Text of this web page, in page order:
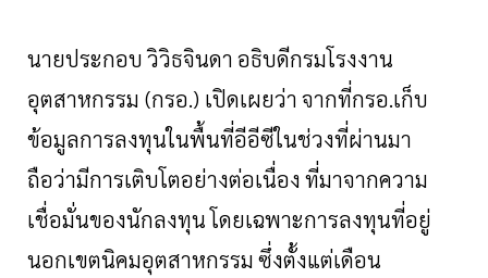
นายประกอบวิวิธจินดาอธิบดีกรมโรงงาน
อุตสาหกรรม (กรอ.) เปิดเผยว่าจากที่กรอ.เก็บ
ข้อมูลการลงทุนในพื้นที่อีอีซีในช่วงที่ผ่านมา
ถือว่ามีการเติบโตอย่างต่อเนื่องที่มาจากความ
เชื่อมั่นของนักลงทุนโดยเฉพาะการลงทุนที่อยู่
นอกเขตนิคมอุตสาหกรรมซึ่งตั้งแต่เดือน